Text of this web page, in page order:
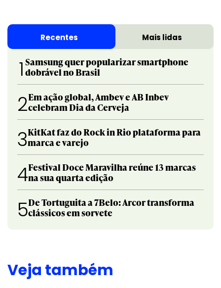
Recentes Mais lidas
1 Samsung quer popularizar smartphone
dobrável no Brasil
2Em ação global, Ambev e AB Inbev
celebram Dia da Cerveja
3KitKat faz do Rock in Rio plataforma para
marca e varejo
4Festival Doce Maravilha reúne 13 marcas
na sua quarta edição
5De Tortuguita a 7Belo: Arcor transforma
clássicos em sorvete
Veja também